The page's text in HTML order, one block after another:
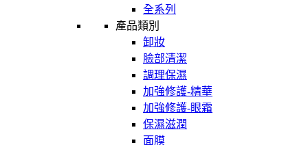
全系列
產品類別
卸妝
臉部清潔
調理保濕
加強修護-精華
加強修護-眼霜
保濕滋潤
面膜